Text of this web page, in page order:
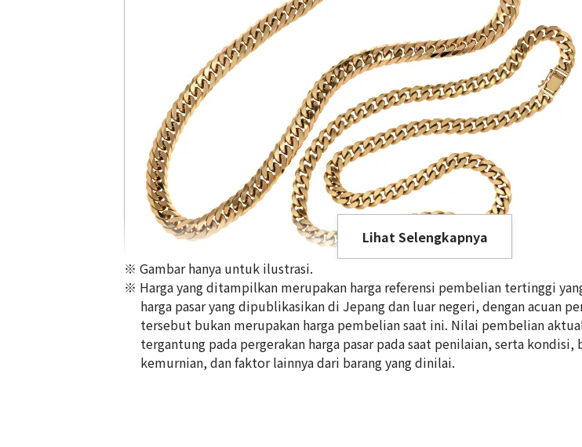
18K gold (K18) Kihei necklace
356,8g
Lihat Selengkapnya
※ Gambar hanya untuk ilustrasi.
※ Harga yang ditampilkan merupakan harga referensi pembelian tertinggi
harga pasar yang dipublikasikan di Jepang dan luar negeri, dengan acuan
tersebut bukan merupakan harga pembelian saat ini. Nilai pembelian
tergantung pada pergerakan harga pasar pada saat penilaian, serta
kemurnian, dan faktor lainnya dari barang yang dinilai.